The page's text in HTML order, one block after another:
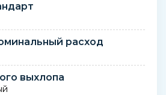
расход
выхлопа